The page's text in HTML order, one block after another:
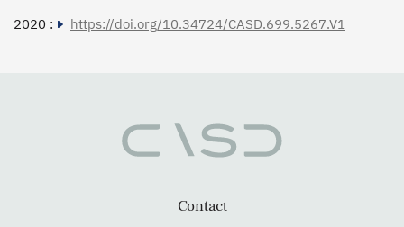
2020 : https://doi.org/10.34724/CASD.699.5267.V1
Contact